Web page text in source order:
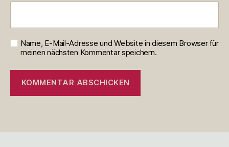
Name, E-Mail-Adresse und Website in diesem Browser für
meinen nächsten Kommentar speichern.